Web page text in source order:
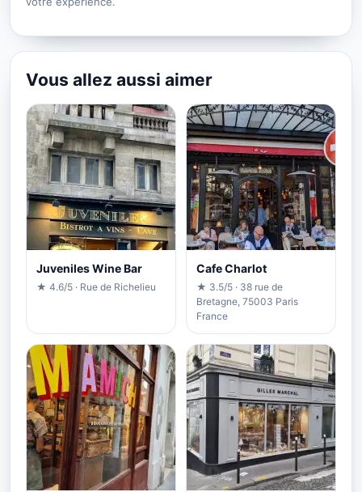
Vous allez aussi aimer
Juveniles Wine Bar
★ 4.6/5 · Rue de Richelieu
Cafe Charlot
★ 3.5/5 · 38 rue de
Bretagne, 75003 Paris
France